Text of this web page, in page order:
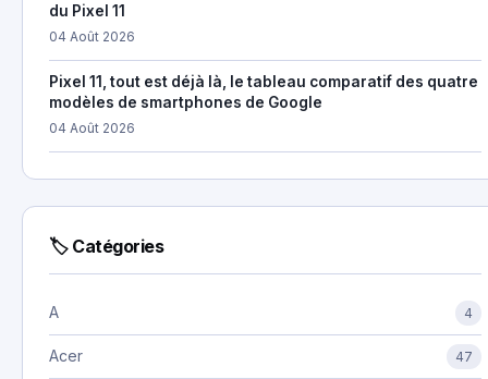
du Pixel 11
04 Août 2026
Pixel 11, tout est déjà là, le tableau comparatif des quatre
modèles de smartphones de Google
04 Août 2026
🏷 Catégories
A 4
Acer 47